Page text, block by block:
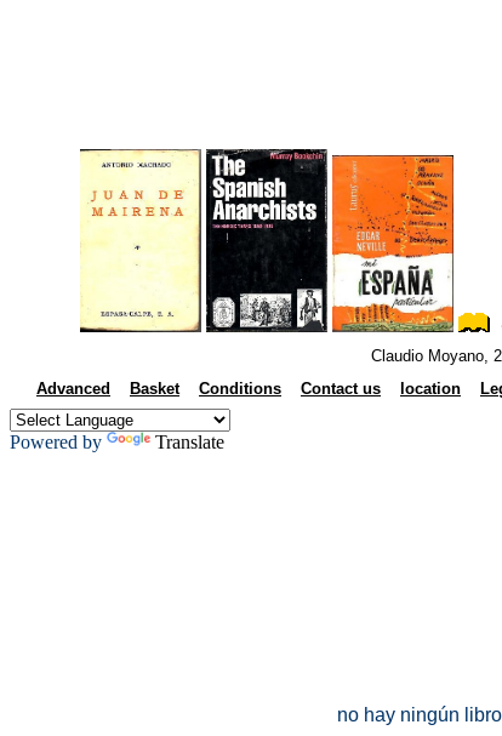
Claudio Moyano,
Advanced Basket Conditions Contact us location
Powered by Translate
no hay ningún